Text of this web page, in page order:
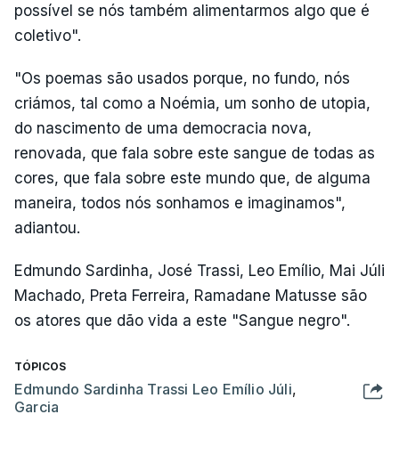
possível se nós também alimentarmos algo que é
coletivo".
"Os poemas são usados porque, no fundo, nós
criámos, tal como a Noémia, um sonho de utopia,
do nascimento de uma democracia nova,
renovada, que fala sobre este sangue de todas as
cores, que fala sobre este mundo que, de alguma
maneira, todos nós sonhamos e imaginamos",
adiantou.
Edmundo Sardinha, José Trassi, Leo Emílio, Mai Júli
Machado, Preta Ferreira, Ramadane Matusse são
os atores que dão vida a este "Sangue negro".
TÓPICOS
Edmundo Sardinha Trassi Leo Emílio Júli,
Garcia